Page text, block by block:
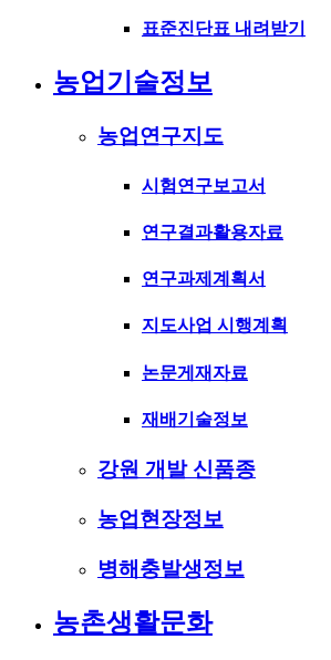
표준진단표 내려받기
농업기술정보
농업연구지도
시험연구보고서
연구결과활용자료
연구과제계획서
지도사업 시행계획
논문게재자료
재배기술정보
강원 개발 신품종
농업현장정보
병해충발생정보
농촌생활문화